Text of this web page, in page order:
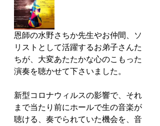
恩師の水野さちか先生やお仲間、ソ
リストとして活躍するお弟子さんた
ちが、大変あたたかな心のこもった
演奏を聴かせて下さいました。
新型コロナウィルスの影響で、それ
まで当たり前にホールで生の音楽が
聴ける、奏でられていた機会を、音